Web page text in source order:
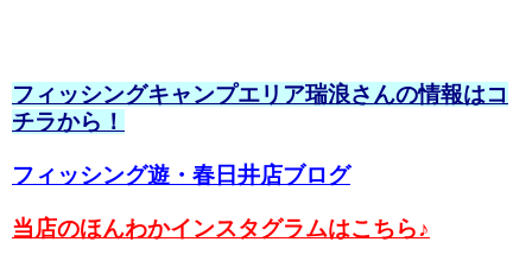
フィッシングキャンプエリア瑞浪さんの情報はコ
チラから！
フィッシング遊・春日井店ブログ
当店のほんわかインスタグラムはこちら♪